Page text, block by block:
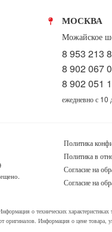
МОСКВА
Можайское
8 953 213
8 902 067
8 902 051
ежедневно с 10
Политика
Политика в
Согласие на
Согласие на
о технических
оригиналов. Информация о цене